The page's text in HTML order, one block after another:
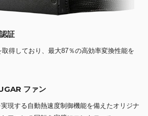
証
得しており、最大87％の高効率変換性能を
ファン
現する自動熱速度制御機能を備えたオリジナ